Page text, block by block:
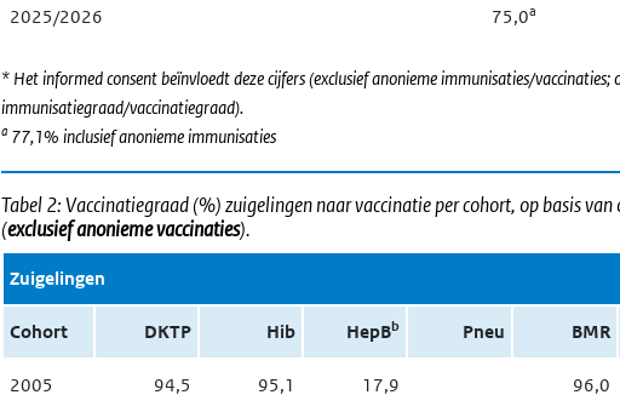
2025/2026 75,0a
* Het informed consent beïnvloedt deze cijfers (exclusief anonieme immunisaties/
immunisatiegraad/vaccinatiegraad).
a 77,1% inclusief anonieme immunisaties
Tabel 2: Vaccinatiegraad (%) zuigelingen naar vaccinatie per cohort, op basis
(exclusief anonieme vaccinaties).
Zuigelingen
Cohort DKTP Hib HepBb Pneu BMR
2005 94,5 95,1 17,9 96,0